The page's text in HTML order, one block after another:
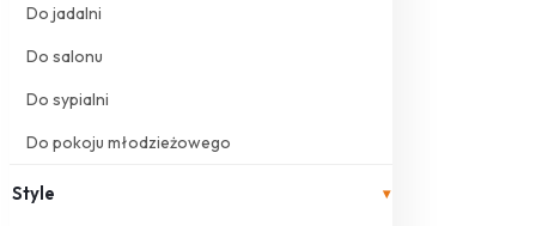
Do jadalni
Do salonu
Do sypialni
Do pokoju młodzieżowego
Style ▾